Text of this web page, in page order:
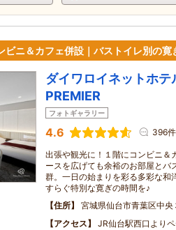
ビニ＆カフェ併設｜バストイレ別の寛
ダイワロイネットホテ
PREMIER
フォトギャラリー
4.6 396件
出張や観光に！１階にコンビニ＆
ースを広げても余裕のお部屋とバ
群。一日の始まりを彩る多彩な和
すらぐ特別な寛ぎの時間を♪
住所
宮城県仙台市青葉区中
アクセス
JR仙台駅西口より